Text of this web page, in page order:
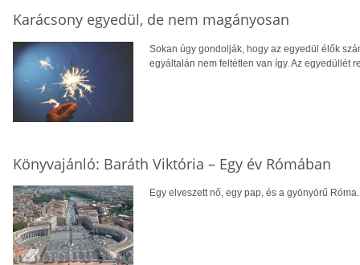
Karácsony egyedül, de nem magányosan
Sokan úgy gondolják, hogy az egyedül élők
egyáltalán nem feltétlen van így. Az egyedüllét
Könyvajánló: Baráth Viktória – Egy év Rómában
Egy elveszett nő, egy pap, és a gyönyörű